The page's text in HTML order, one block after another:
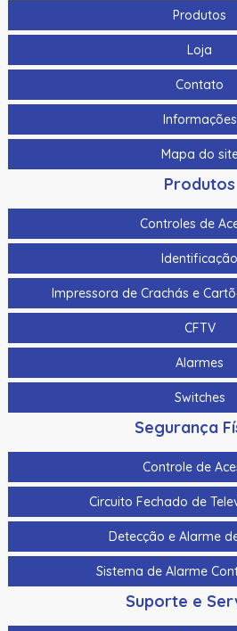
Produtos
Loja
Contato
Informações
Mapa do
Produtos
Controles de
Identificação
Impressora de Crachás e
CFTV
Alarmes
Switches
Segurança
Controle de
Circuito Fechado de
Detecção e Alarme
Sistema de Alarme
Suporte e